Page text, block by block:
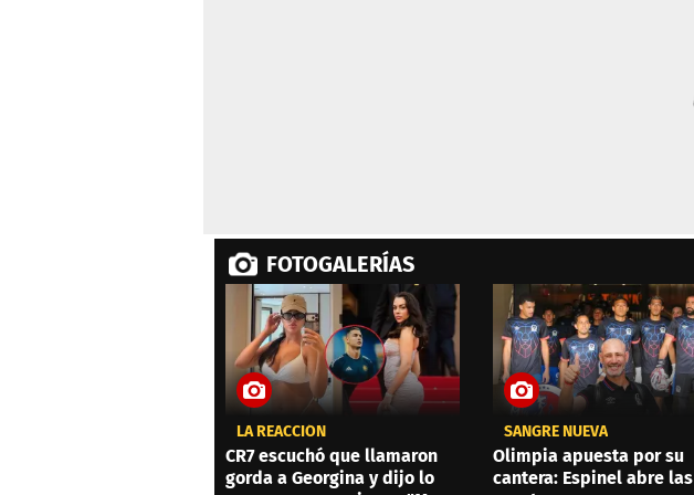
FOTOGALERÍAS
LA REACCIÓN
CR7 escuchó que llamaron
gorda a Georgina y dijo lo
SANGRE NUEVA
Olimpia apuesta por su
cantera: Espinel abre las